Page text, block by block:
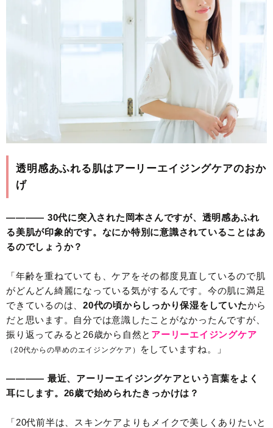
透明感あふれる肌はアーリーエイジングケアのおか
げ
———— 30代に突入された岡本さんですが、透明感あふれ
る美肌が印象的です。なにか特別に意識されていることはあ
るのでしょうか？
「年齢を重ねていても、ケアをその都度見直しているので肌
がどんどん綺麗になっている気がするんです。今の肌に満足
できているのは、 20代の頃からしっかり保湿をしていたから
だと思います。自分では意識したことがなかったんですが、
振り返ってみると26歳から自然と アーリーエイジングケア
（20代からの早めのエイジングケア） をしていますね。」
———— 最近、アーリーエイジングケアという言葉をよく
耳にします。26歳で始められたきっかけは？
「20代前半は、スキンケアよりもメイクで美しくありたいと